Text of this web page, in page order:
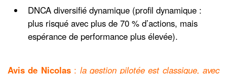
DNCA diversifié dynamique (profil dynamique :
plus risqué avec plus de 70 % d’actions, mais
espérance de performance plus élevée).
Avis de Nicolas: la gestion pilotée est classique, avec